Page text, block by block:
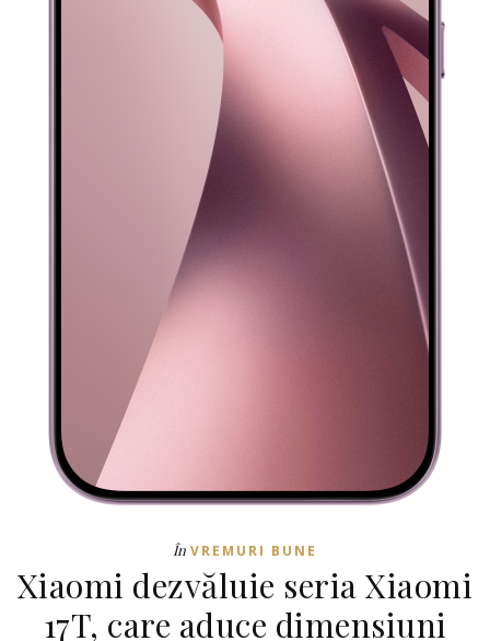
În VREMURI BUNE
Xiaomi dezvăluie seria Xiaomi
17T, care aduce dimensiuni